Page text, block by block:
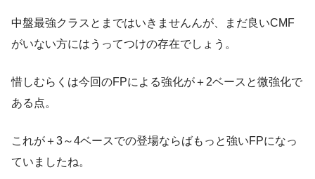
中盤最強クラスとまではいきませんんが、まだ良いCMF
がいない方にはうってつけの存在でしょう。
惜しむらくは今回のFPによる強化が＋2ベースと微強化で
ある点。
これが＋3～4ベースでの登場ならばもっと強いFPになっ
ていましたね。